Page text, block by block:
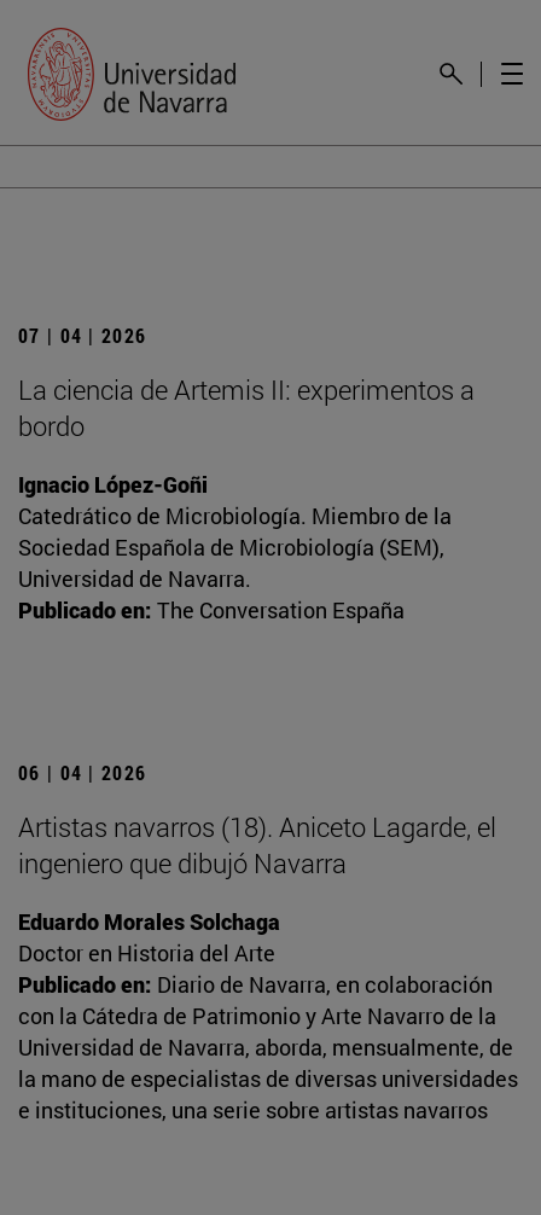
07 | 04 | 2026
La ciencia de Artemis II: experimentos a
bordo
Ignacio López-Goñi
Catedrático de Microbiología. Miembro de la
Sociedad Española de Microbiología (SEM),
Universidad de Navarra.
Publicado en: The Conversation España
06 | 04 | 2026
Artistas navarros (18). Aniceto Lagarde, el
ingeniero que dibujó Navarra
Eduardo Morales Solchaga
Doctor en Historia del Arte
Publicado en: Diario de Navarra, en colaboración
con la Cátedra de Patrimonio y Arte Navarro de la
Universidad de Navarra, aborda, mensualmente, de
la mano de especialistas de diversas universidades
e instituciones, una serie sobre artistas navarros